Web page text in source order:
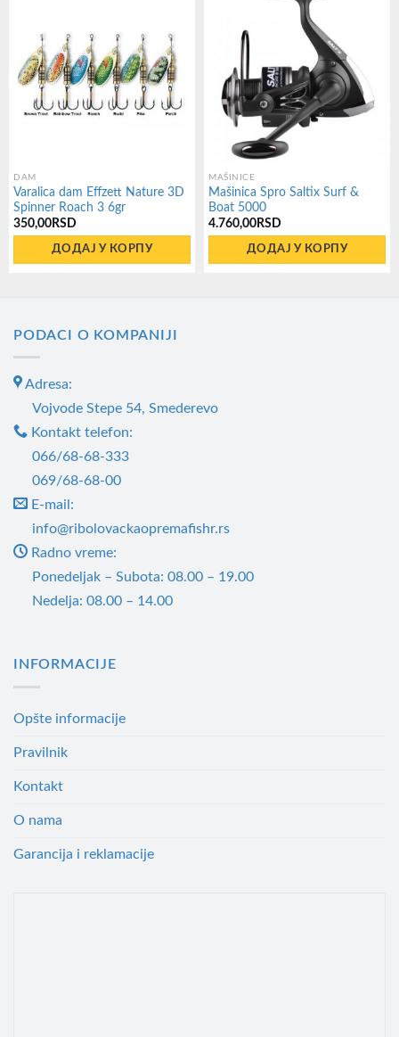
DAM
Varalica dam Effzett Nature 3D
Spinner Roach 3 6gr
350,00 RSD
ДОДАЈ У КОРПУ
MAŠINICE
Mašinica Spro Saltix Surf &
Boat 5000
4.760,00 RSD
ДОДАЈ У КОРПУ
PODACI O KOMPANIJI
Adresa:
Vojvode Stepe 54, Smederevo
Kontakt telefon:
066/68-68-333
069/68-68-00
E-mail:
info@ribolovackaopremafishr.rs
Radno vreme:
Ponedeljak – Subota: 08.00 – 19.00
Nedelja: 08.00 – 14.00
INFORMACIJE
Opšte informacije
Pravilnik
Kontakt
O nama
Garancija i reklamacije